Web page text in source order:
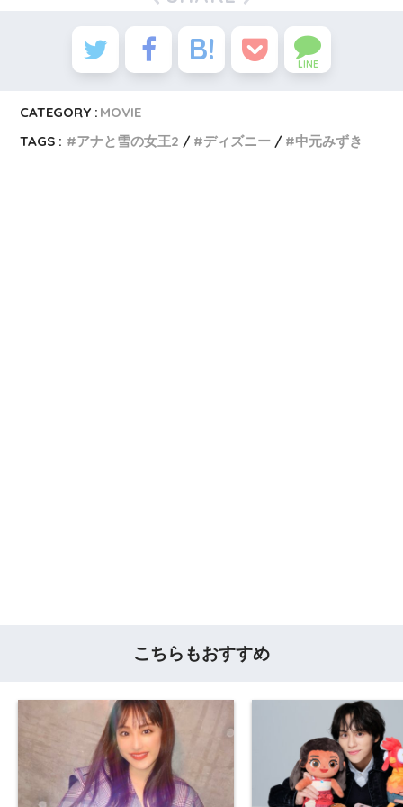
LINE
CATEGORY : MOVIE
TAGS :
アナと雪の女王2 ディズニー 中元みずき
こちらもおすすめ